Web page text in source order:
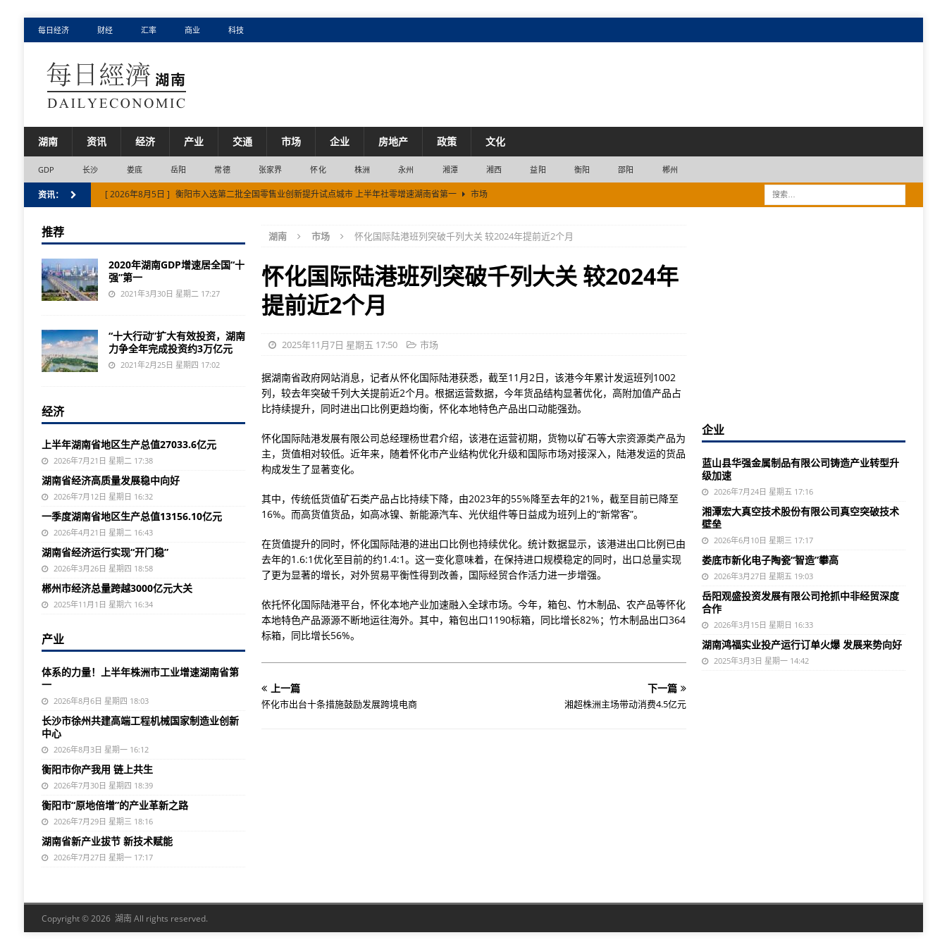
每日经济 财经 汇率 商业 科技
湖南 资讯 经济 产业 交通 市场 企业 房地产 政策 文化
GDP 长沙 娄底 岳阳 常德 张家界 怀化 株洲 永州 湘潭 湘西 益阳 衡阳 邵阳 郴州
资讯： [ 2026年8月5日 ] 衡阳市入选第二批全国零售业创新提升试点城市 上半年社零增速湖南省第一
市场
[ 2026年8月5日 ] 湘江新区蝉联中国创投活跃区域50强
市场
[ 2026年8月7日 ] 邵阳市以侨聚力赋能邵阳现代化建设
市场
[ 2026年8月6日 ] 体系的力量！上半年株洲市工业增速湖南省第一 产业
湖南 市场 怀化国际陆港班列突破千列大关 较2024年提前近2个月
怀化国际陆港班列突破千列大关 较2024年
提前近2个月
2025年11月7日 星期五 17:50 市场
据湖南省政府网站消息，记者从怀化国际陆港获悉，截至11月2日，该港今年累计发运班列1002
列，较去年突破千列大关提前近2个月。根据运营数据，今年货品结构显著优化，高附加值产品占
比持续提升，同时进出口比例更趋均衡，怀化本地特色产品出口动能强劲。
怀化国际陆港发展有限公司总经理杨世君介绍，该港在运营初期，货物以矿石等大宗资源类产品为
主，货值相对较低。近年来，随着怀化市产业结构优化升级和国际市场对接深入，陆港发运的货品
构成发生了显著变化。
其中，传统低货值矿石类产品占比持续下降，由2023年的55%降至去年的21%，截至目前已降至
16%。而高货值货品，如高冰镍、新能源汽车、光伏组件等日益成为班列上的“新常客”。
在货值提升的同时，怀化国际陆港的进出口比例也持续优化。统计数据显示，该港进出口比例已由
去年的1.6:1优化至目前的约1.4:1。这一变化意味着，在保持进口规模稳定的同时，出口总量实现
了更为显著的增长，对外贸易平衡性得到改善，国际经贸合作活力进一步增强。
依托怀化国际陆港平台，怀化本地产业加速融入全球市场。今年，箱包、竹木制品、农产品等怀化
本地特色产品源源不断地运往海外。其中，箱包出口1190标箱，同比增长82%；竹木制品出口364
标箱，同比增长56%。
上一篇
怀化市出台十条措施鼓励发展跨境电商
下一篇
湘超株洲主场带动消费4.5亿元
推荐
2020年湖南GDP增速居全国“十
强”第一
2021年3月30日 星期二 17:27
“十大行动”扩大有效投资，湖南
力争全年完成投资约3万亿元
2021年2月25日 星期四 17:02
经济
上半年湖南省地区生产总值27033.6亿元
2026年7月21日 星期二 17:38
湖南省经济高质量发展稳中向好
2026年7月12日 星期日 16:32
一季度湖南省地区生产总值13156.10亿元
2026年4月21日 星期二 16:43
湖南省经济运行实现“开门稳”
2026年3月26日 星期四 18:58
郴州市经济总量跨越3000亿元大关
2025年11月1日 星期六 16:34
产业
体系的力量！上半年株洲市工业增速湖南省第
一
2026年8月6日 星期四 18:03
长沙市徐州共建高端工程机械国家制造业创新
中心
2026年8月3日 星期一 16:12
衡阳市你产我用 链上共生
2026年7月30日 星期四 18:39
衡阳市“原地倍增”的产业革新之路
2026年7月29日 星期三 18:16
湖南省新产业拔节 新技术赋能
2026年7月27日 星期一 17:17
企业
蓝山县华强金属制品有限公司铸造产业转型升
级加速
2026年7月24日 星期五 17:16
湘潭宏大真空技术股份有限公司真空突破技术
壁垒
2026年6月10日 星期三 17:17
娄底市新化电子陶瓷“智造”攀高
2026年3月27日 星期五 19:03
岳阳观盛投资发展有限公司抢抓中非经贸深度
合作
2026年3月15日 星期日 16:33
湖南鸿福实业投产运行订单火爆 发展来势向好
2025年3月3日 星期一 14:42
Copyright © 2026 湖南 All rights reserved.